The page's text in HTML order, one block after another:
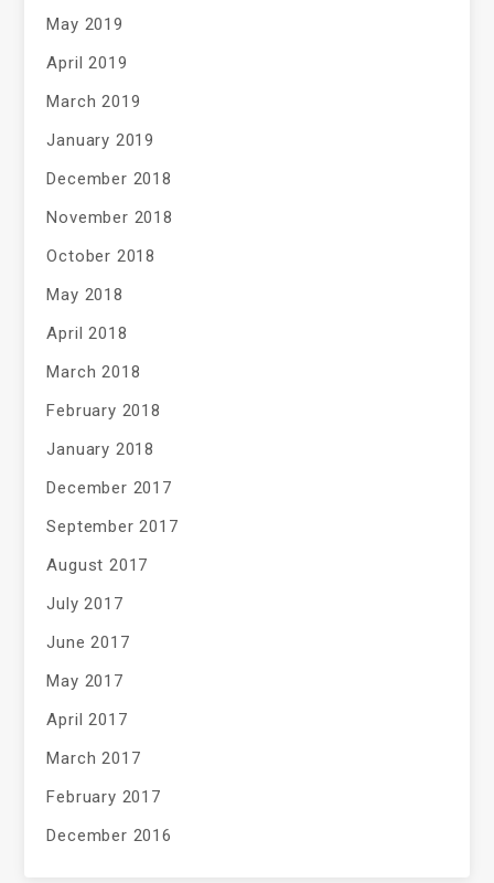
May 2019
April 2019
March 2019
January 2019
December 2018
November 2018
October 2018
May 2018
April 2018
March 2018
February 2018
January 2018
December 2017
September 2017
August 2017
July 2017
June 2017
May 2017
April 2017
March 2017
February 2017
December 2016